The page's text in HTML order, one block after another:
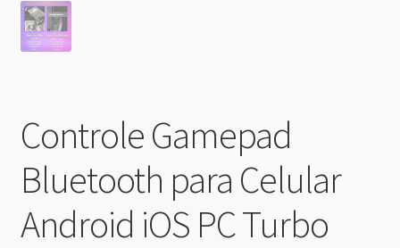
Controle Gamepad
Bluetooth para Celular
Android iOS PC Turbo